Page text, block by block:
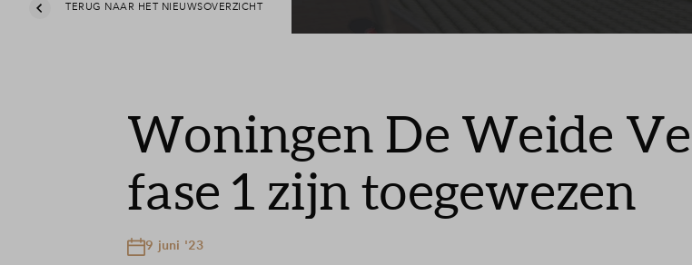
TERUG NAAR HET NIEUWSOVERZICHT
Woningen De Weide
fase 1 zijn toegewezen
9 juni '23